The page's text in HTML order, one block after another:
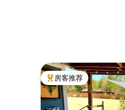
热门「房客推荐」
房客推荐